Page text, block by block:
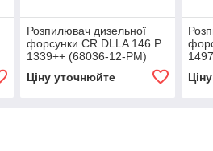
Розпилювач дизельної
форсунки CR DLLA 146 P
1339++ (68036-12-PM)
Motorpal MAN TGA, TGS
Ціну уточнюйте